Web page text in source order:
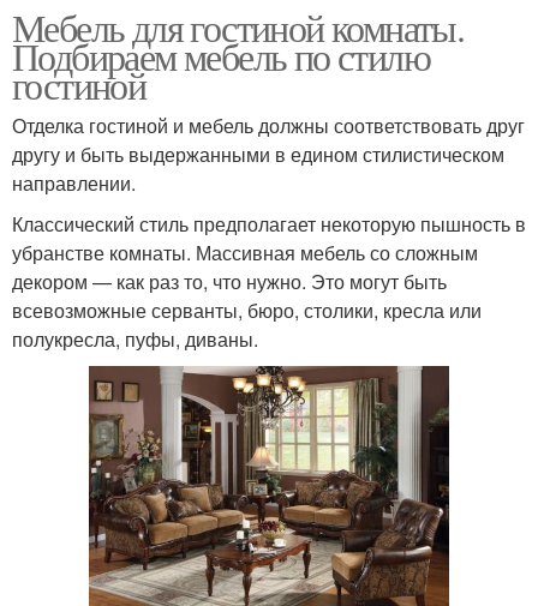
Мебель для гостиной комнаты.
Подбираем мебель по стилю
гостиной
Отделка гостиной и мебель должны соответствовать друг
другу и быть выдержанными в едином стилистическом
направлении.
Классический стиль предполагает некоторую пышность в
убранстве комнаты. Массивная мебель со сложным
декором — как раз то, что нужно. Это могут быть
всевозможные серванты, бюро, столики, кресла или
полукресла, пуфы, диваны.